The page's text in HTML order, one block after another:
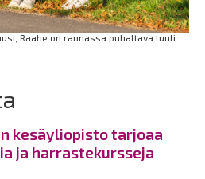
Raahe on rannassa puhaltava tuuli.
kesäyliopisto tarjoaa
ja harrastekursseja